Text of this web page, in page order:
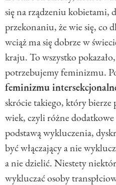
się na rządzeniu kobietami,
przekonaniu, że wie się, co
wciąż ma się dobrze w
kraju. To wszystko
potrzebujemy feminizmu.
feminizmu
skrócie takiego, który bierze
wiek, czyli różne
podstawą wykluczenia,
być włączający a nie
a nie dzielić. Niestety
wykluczać osoby